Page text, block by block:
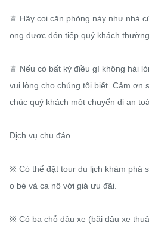
♕ Hãy coi căn phòng này như nhà
ong được đón tiếp quý khách
♕ Nếu có bất kỳ điều gì không hài
vui lòng cho chúng tôi biết. Cảm ơn
chúc quý khách một chuyến đi an
Dịch vụ chu đáo
※ Có thể đặt tour du lịch khám phá
o bè và ca nô với giá ưu đãi.
※ Có ba chỗ đậu xe (bãi đậu xe